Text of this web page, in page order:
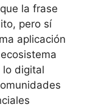
la frase
pero sí
aplicación
lo digital